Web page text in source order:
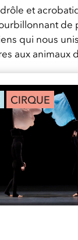
et
de
qui nous
aux animaux
CIRQUE